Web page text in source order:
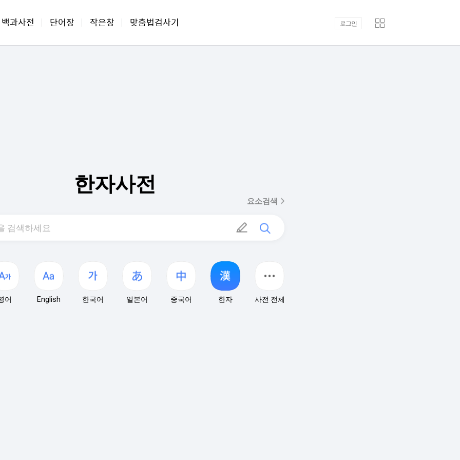
백과사전 단어장 작은창 맞춤법검사기
한자사전
요소검색
어 English 한국어 일본어 중국어 한자 사전 전체
로그인